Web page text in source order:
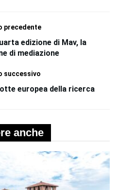
precedente
edizione di Mav, la
di mediazione
successivo
europea della ricerca
anche